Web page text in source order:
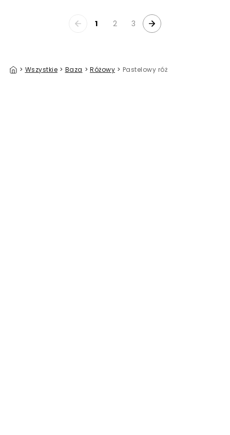
1 2 3
> Wszystkie > Baza > Różowy > Pastelowy róż